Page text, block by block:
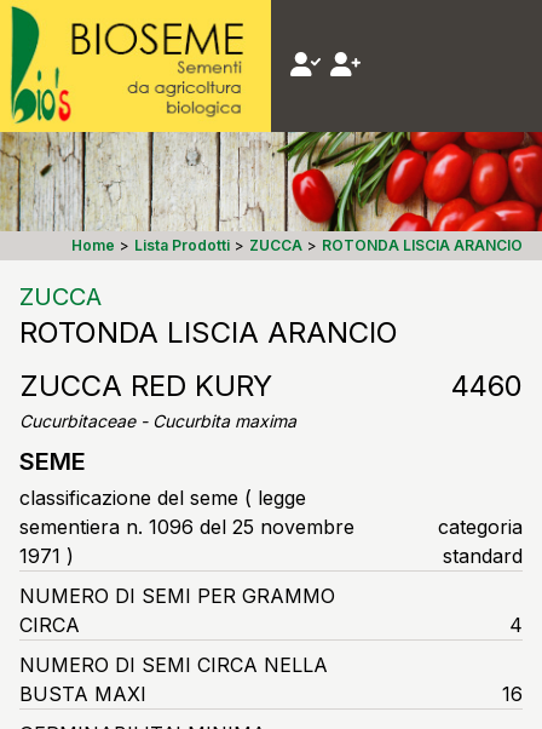
Home > Lista Prodotti > ZUCCA > ROTONDA LISCIA ARANCIO
ZUCCA
ROTONDA LISCIA ARANCIO
ZUCCA RED KURY
4460
Cucurbitaceae - Cucurbita maxima
SEME
classificazione del seme ( legge
sementiera n. 1096 del 25 novembre
1971 )
categoria
standard
NUMERO DI SEMI PER GRAMMO
CIRCA
4
NUMERO DI SEMI CIRCA NELLA
BUSTA MAXI
16